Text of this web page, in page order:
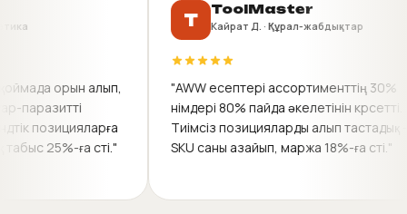
Косметика
қоймада орын алып,
тауар-паразитті
трендтік позицияларға
табыс 25%-ға өсті."
T
ToolMaster
Кайрат Д. · Құрал-жабдықтар
"AWW есептері ассортименттің
өнімдері 80% пайда әкелетінін
Тиімсіз позицияларды алып
SKU саны азайып, маржа 18%-ға